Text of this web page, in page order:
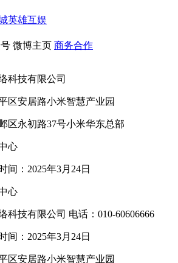
英雄互娱
微博主页 商务合作
科技有限公司
区安居路小米智慧产业园
区永初路37号小米华东总部
心
间：2025年3月24日
心
科技有限公司 电话：010-60606666
间：2025年3月24日
区安居路小米智慧产业园